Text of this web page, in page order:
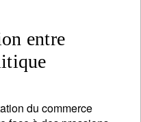
entre
du commerce